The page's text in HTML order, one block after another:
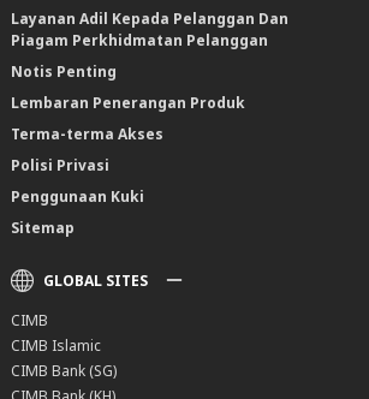
Layanan Adil Kepada Pelanggan Dan
Piagam Perkhidmatan Pelanggan
Notis Penting
Lembaran Penerangan Produk
Terma-terma Akses
Polisi Privasi
Penggunaan Kuki
Sitemap
GLOBAL SITES
CIMB
CIMB Islamic
CIMB Bank (SG)